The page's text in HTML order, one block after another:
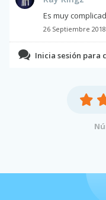
Es muy
26 Septiembre 2018
Inicia sesión para